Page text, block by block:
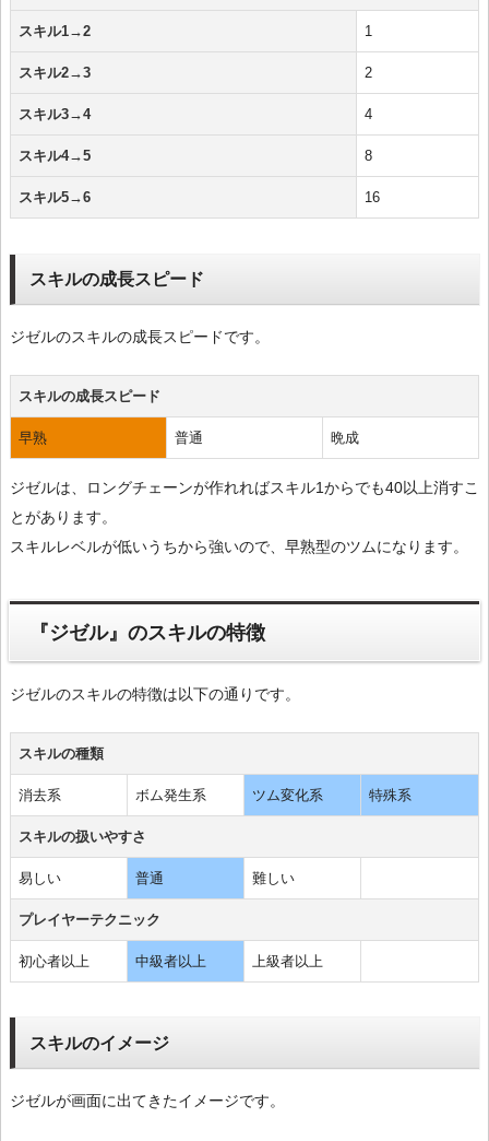
スキル1→2 1
スキル2→3 2
スキル3→4 4
スキル4→5 8
スキル5→6 16
スキルの成長スピード
ジゼルのスキルの成長スピードです。
スキルの成長スピード
早熟 普通 晩成
ジゼルは、ロングチェーンが作れればスキル1からでも40以上消すこ
とがあります。
スキルレベルが低いうちから強いので、早熟型のツムになります。
『ジゼル』のスキルの特徴
ジゼルのスキルの特徴は以下の通りです。
スキルの種類
消去系 ボム発生系 ツム変化系 特殊系
スキルの扱いやすさ
易しい 普通 難しい
プレイヤーテクニック
初心者以上 中級者以上 上級者以上
スキルのイメージ
ジゼルが画面に出てきたイメージです。